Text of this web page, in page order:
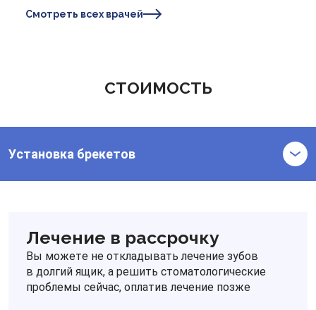
Смотреть всех врачей
СТОИМОСТЬ
Установка брекетов
Лечение в рассрочку
Вы можете не откладывать лечение зубов
в долгий ящик, а решить стоматологические
проблемы сейчас, оплатив лечение позже